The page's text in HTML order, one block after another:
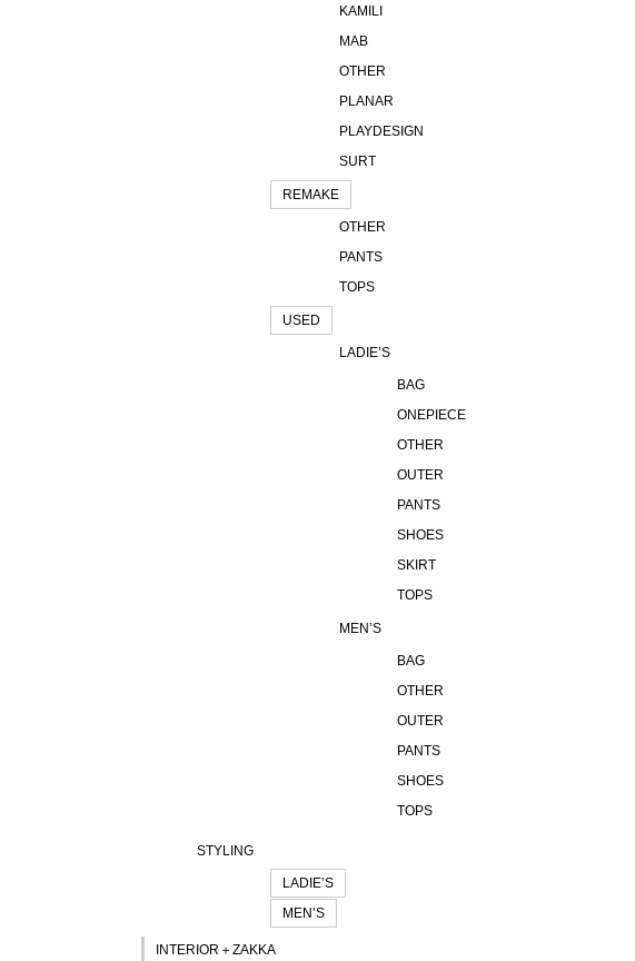
KAMILI
MAB
OTHER
PLANAR
PLAYDESIGN
SURT
REMAKE
OTHER
PANTS
TOPS
USED
LADIE’S
BAG
ONEPIECE
OTHER
OUTER
PANTS
SHOES
SKIRT
TOPS
MEN’S
BAG
OTHER
OUTER
PANTS
SHOES
TOPS
STYLING
LADIE’S
MEN’S
INTERIOR＋ZAKKA